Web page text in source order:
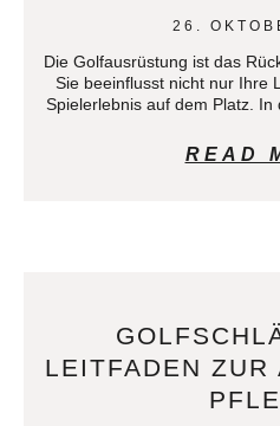
26.
Die Golfausrüstung ist das
Sie beeinflusst nicht nur Ihre
Spielerlebnis auf dem Platz.
READ
LEITFADEN ZUR